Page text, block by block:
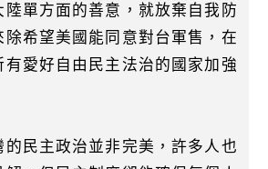
單方面的善意，就放棄自我防
希望美國能同意對台軍售，在
愛好自由民主法治的國家加強
的民主政治並非完美，許多人也